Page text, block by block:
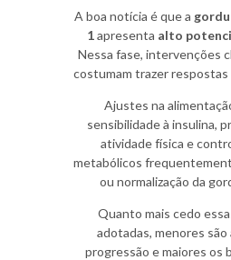
A boa notícia é que a
1apresenta alto
Nessa fase, intervenções
costumam trazer respostas
Ajustes na
sensibilidade à insulina,
atividade física e
metabólicos
ou normalização da
Quanto mais cedo
adotadas, menores são
progressão e maiores os